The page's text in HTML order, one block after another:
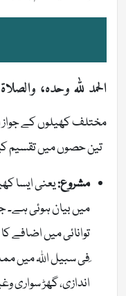
الحمد لله وحده،
مختلف کھیلوں کے جواز
تین حصوں میں تقسیم
مشروع:یعنی ایسا
میں بیان ہوئی
توانائی میں اضافے
ِفی سبیل اللہ میں
اندازی، گھڑ